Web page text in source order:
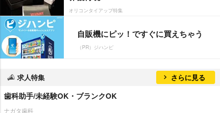
オリコンタイアップ特集
自販機にピッ！ですぐに買えちゃう
（PR）ジハンピ
求人特集 さらに見る
歯科助手/未経験OK・ブランクOK
ナガタ歯科